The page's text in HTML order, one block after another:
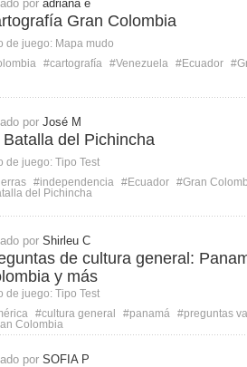
por adriana e
Gran Colombia
de juego: Mapa mudo
#cartografía #Venezuela #Ecuador
por José M
Batalla del Pichincha
de juego: Tipo Test
#independencia #Ecuador #Gran
del Pichincha
por Shirleu C
de cultura general:
y más
de juego: Tipo Test
#cultura general #panamá #preguntas
Colombia
por SOFIA P